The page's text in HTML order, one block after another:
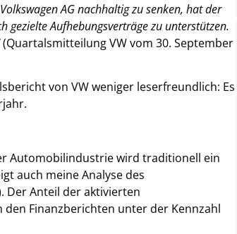
AG nachhaltig zu senken, hat der
gezielte Aufhebungsverträge zu unterstützen.
(Quartalsmitteilung VW vom 30. September
von VW weniger leserfreundlich: Es
Automobilindustrie wird traditionell ein
auch meine Analyse des
Der Anteil der aktivierten
den Finanzberichten unter der Kennzahl